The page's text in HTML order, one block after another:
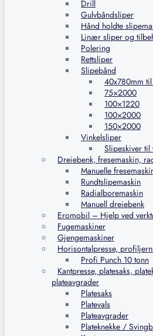
Drill
Gulvbåndsliper
Hånd holdte
Linær sliper og
Polering
Rettsliper
Slipebånd
40x780mm
75×2000
100×1220
100×2000
150×2000
Vinkelsliper
Slipeskiver til
Dreiebenk, fresemaskin,
Manuelle
Rundtslipemaskin
Radialboremaskin
Manuell dreiebenk
Eromobil – Hjelp ved
Fugemaskiner
Gjengemaskiner
Horisontalpresse,
Profi Punch 10 tonn
Kantpresse, platesaks,
plateavgrader
Platesaks
Platevals
Plateavgrader
Plateknekke /